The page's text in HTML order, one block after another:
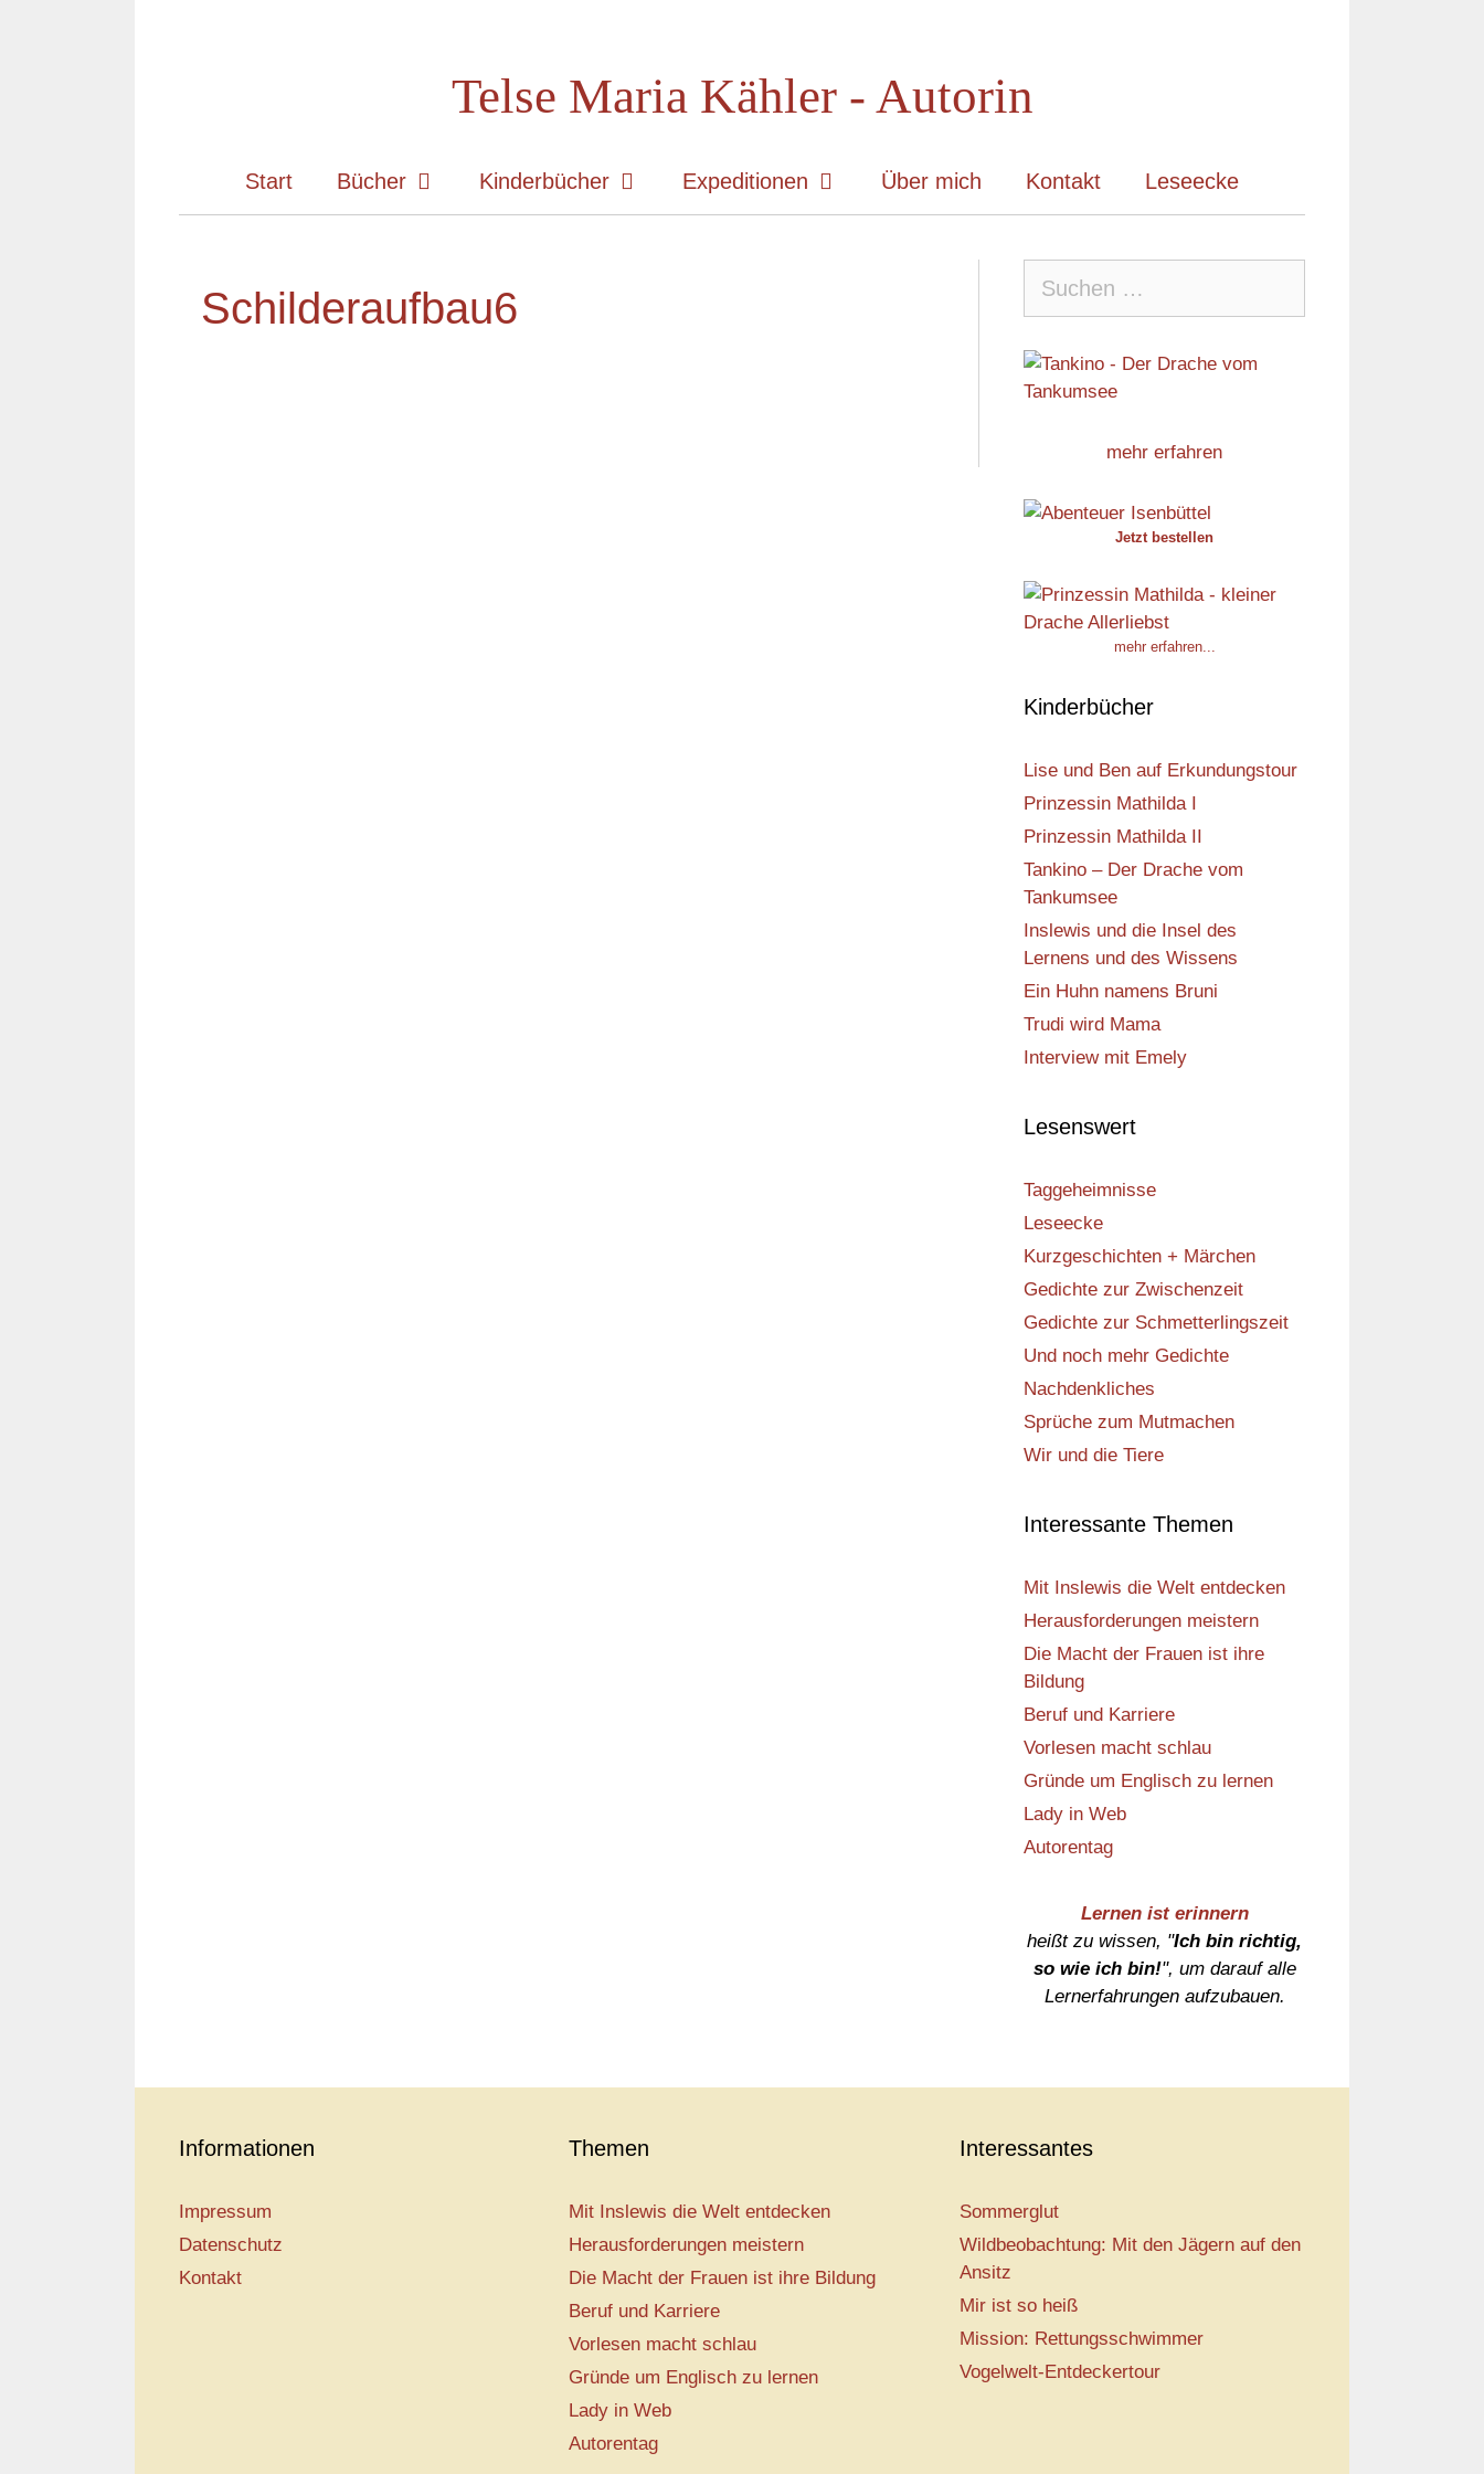
Telse Maria Kähler - Autorin
Start Bücher Kinderbücher Expeditionen Über mich Kontakt Leseecke
Schilderaufbau6
nach:
mehr erfahren
Jetzt bestellen
mehr erfahren...
Kinderbücher
Lise und Ben auf Erkundungstour
Prinzessin Mathilda I
Prinzessin Mathilda II
Tankino – Der Drache vom
Tankumsee
Inslewis und die Insel des
Lernens und des Wissens
Ein Huhn namens Bruni
Trudi wird Mama
Interview mit Emely
Lesenswert
Taggeheimnisse
Leseecke
Kurzgeschichten + Märchen
Gedichte zur Zwischenzeit
Gedichte zur Schmetterlingszeit
Und noch mehr Gedichte
Nachdenkliches
Sprüche zum Mutmachen
Wir und die Tiere
Interessante Themen
Mit Inslewis die Welt entdecken
Herausforderungen meistern
Die Macht der Frauen ist ihre
Bildung
Beruf und Karriere
Vorlesen macht schlau
Gründe um Englisch zu lernen
Lady in Web
Autorentag
Lernen ist erinnern
heißt zu wissen, "Ich bin richtig,
so wie ich bin!", um darauf alle
Lernerfahrungen aufzubauen.
Informationen
Impressum
Datenschutz
Kontakt
Themen
Mit Inslewis die Welt entdecken
Herausforderungen meistern
Die Macht der Frauen ist ihre Bildung
Beruf und Karriere
Vorlesen macht schlau
Gründe um Englisch zu lernen
Lady in Web
Autorentag
Interessantes
Sommerglut
Wildbeobachtung: Mit den Jägern auf den
Ansitz
Mir ist so heiß
Mission: Rettungsschwimmer
Vogelwelt-Entdeckertour